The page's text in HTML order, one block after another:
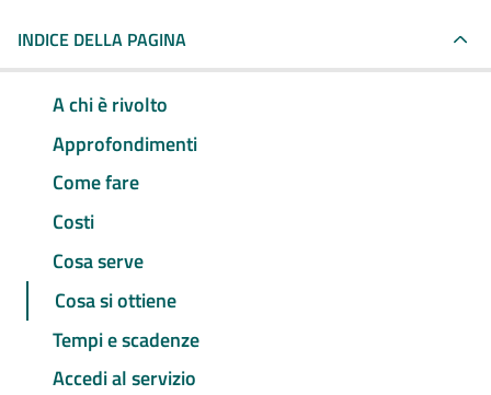
INDICE DELLA PAGINA
A chi è rivolto
Approfondimenti
Come fare
Costi
Cosa serve
Cosa si ottiene
Tempi e scadenze
Accedi al servizio